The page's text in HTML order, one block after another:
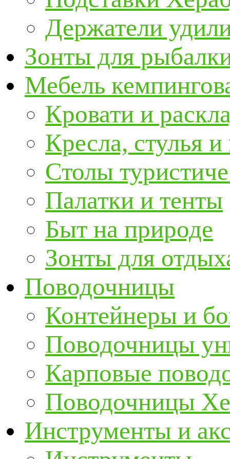
Держатели
Зонты для
Мебель
Кровати и
Кресла, стулья
Столы
Палатки и тенты
Быт на природе
Зонты для
Поводочницы
Контейнеры и
Поводочницы
Карповые
Поводочницы
Инструменты и